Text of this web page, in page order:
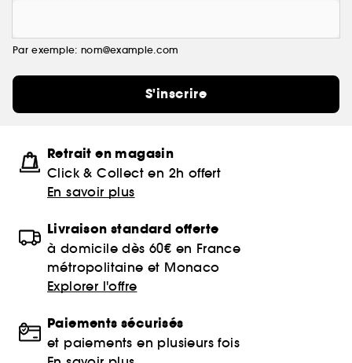
Par exemple: nom@example.com
S'inscrire
Retrait en magasin
Click & Collect en 2h offert
En savoir plus
Livraison standard offerte
à domicile dès 60€ en France
métropolitaine et Monaco
Explorer l'offre
Paiements sécurisés
et paiements en plusieurs fois